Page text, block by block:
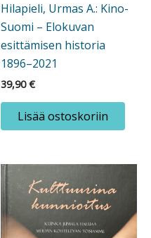
Hilapieli, Urmas A.: Kino-
Suomi – Elokuvan
esittämisen historia
1896–2021
39,90€
Lisää ostoskoriin